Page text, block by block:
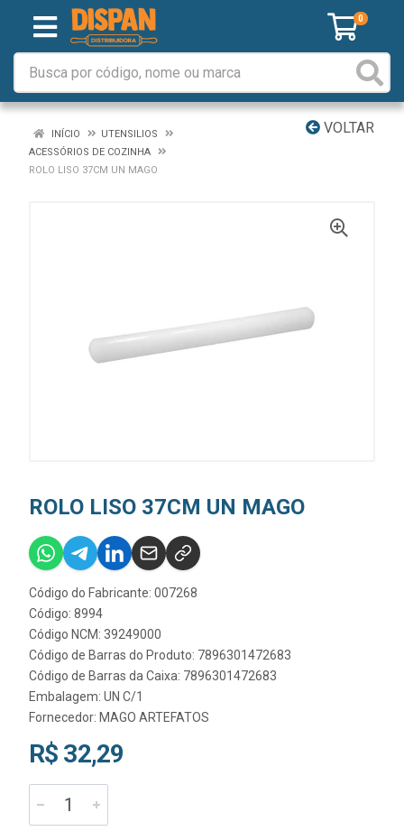
0
VOLTAR
INÍCIO
UTENSILIOS
ACESSÓRIOS DE COZINHA
ROLO LISO 37CM UN MAGO
ROLO LISO 37CM UN MAGO
Código do Fabricante: 007268
Código: 8994
Código NCM: 39249000
Código de Barras do Produto: 7896301472683
Código de Barras da Caixa: 7896301472683
Embalagem: UN C/1
Fornecedor: MAGO ARTEFATOS
R$ 32,29